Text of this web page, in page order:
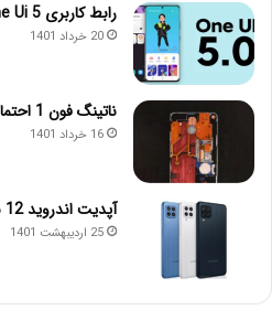
رابط کاربری One Ui 5 روانتر و یکپارچه تر می‌شود
20 خرداد 1401
ناتینگ فون 1 احتمالا این هفته معرفی می‌شود
16 خرداد 1401
آپدیت اندروید 12 برای گلکسی M22 منتشر شد
25 اردیبهشت 1401